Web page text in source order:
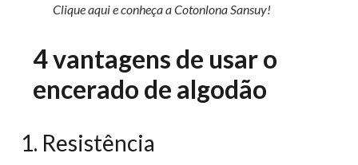
Clique aqui e conheça a Cotonlona Sansuy!
4 vantagens de usar o
encerado de algodão
1. Resistência